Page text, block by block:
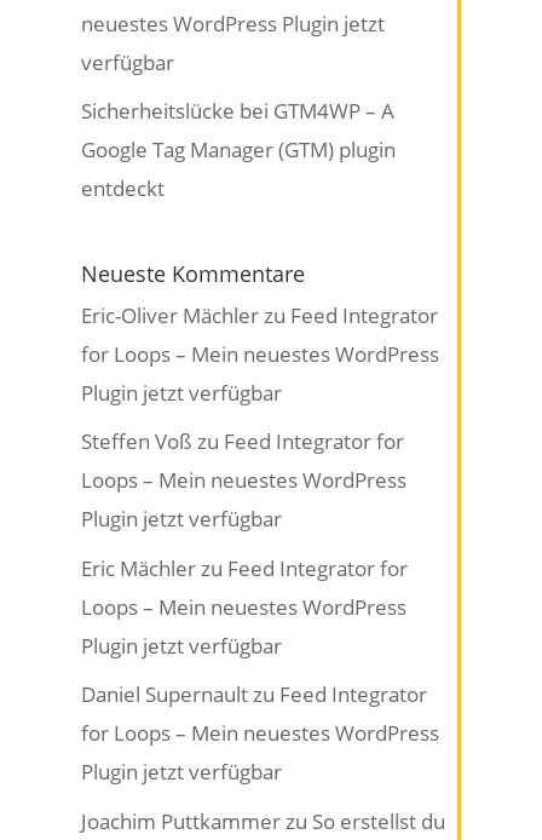
neuestes WordPress Plugin jetzt
verfügbar
Sicherheitslücke bei GTM4WP – A
Google Tag Manager (GTM) plugin
entdeckt
Neueste Kommentare
Eric-Oliver Mächlerzu Feed Integrator
for Loops – Mein neuestes WordPress
Plugin jetzt verfügbar
Steffen Voß zu Feed Integrator for
Loops – Mein neuestes WordPress
Plugin jetzt verfügbar
Eric Mächlerzu Feed Integrator for
Loops – Mein neuestes WordPress
Plugin jetzt verfügbar
Daniel Supernaultzu Feed Integrator
for Loops – Mein neuestes WordPress
Plugin jetzt verfügbar
Joachim Puttkammerzu So erstellst du